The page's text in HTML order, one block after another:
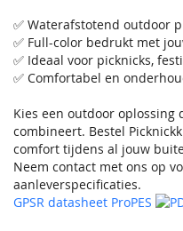
✅ Waterafstotend outdoor
✅ Full-color bedrukt met
✅ Ideaal voor picknicks,
✅ Comfortabel en
Kies een outdoor
combineert. Bestel
comfort tijdens al jouw
Neem contact met ons op
aanleverspecificaties.
GPSR datasheet ProPES